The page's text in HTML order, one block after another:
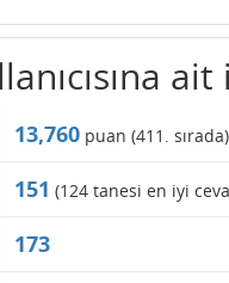
13,760puan (411 . sırada)
151 (124tanesi en iyi
173